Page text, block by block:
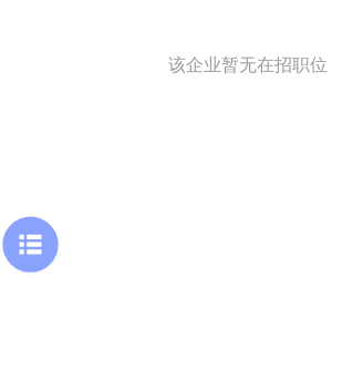
该企业暂无在招职位